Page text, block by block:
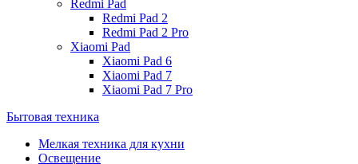
Redmi Pad
Redmi Pad 2
Redmi Pad 2 Pro
Xiaomi Pad
Xiaomi Pad 6
Xiaomi Pad 7
Xiaomi Pad 7 Pro
Бытовая техника
Мелкая техника для кухни
Освещение